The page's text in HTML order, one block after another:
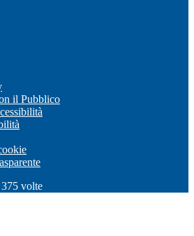
il Pubblico
375 volte